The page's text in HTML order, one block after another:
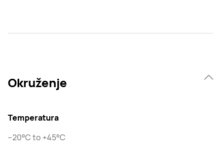
Okruženje
Temperatura
–20°C to +45°C